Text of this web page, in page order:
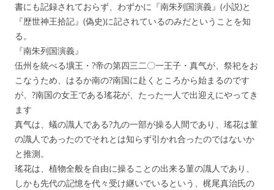
書にも記録されておらず、わずかに『南朱列国演義』(小説)と
『歴世神王拾記』(偽史)に記されているのみだということを知
る。
『南朱列国演義』
伍州を統べる壙王・?帝の第四三二〇一王子・真气が、祭祀をお
こなうため、はるか南の?南国に赴くところから始まるのです
が、?南国の女王である瑤花が、たった一人で出迎えにやってき
ます
真气は、蟻の識人である?九の一部が操る人間であり、瑤花は菫
の識人であったのでそれとは知らず引かれ合ったのではないか
と推測。
瑤花は、植物全般を自由に操ることの出来る菫の識人であり、
しかも先代の記憶を代々受け継いでいるという、梶尾真治氏の